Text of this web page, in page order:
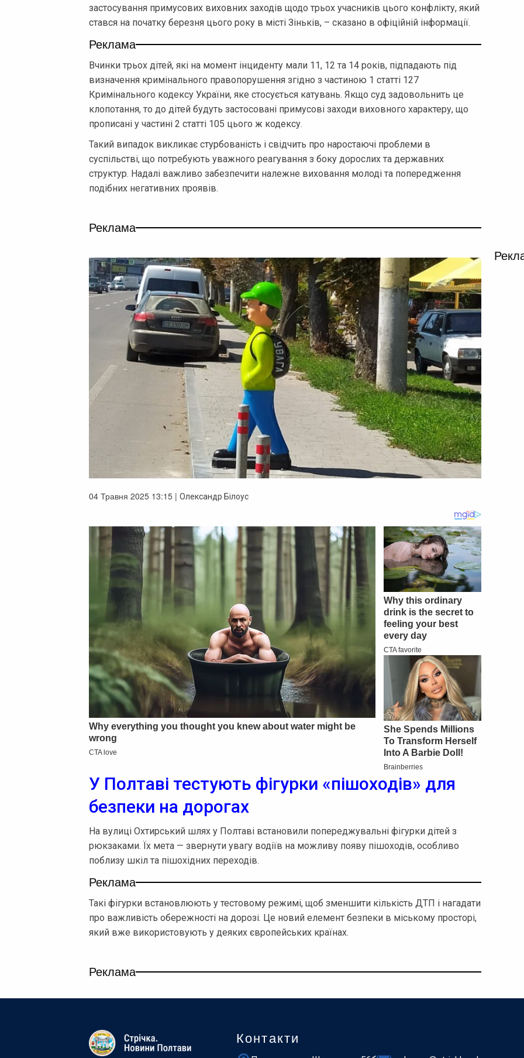
застосування примусових виховних заходів щодо трьох учасників цього конфлікту, який
стався на початку березня цього року в місті Зіньків, – сказано в офіційній інформації.
Реклама
Вчинки трьох дітей, які на момент інциденту мали 11, 12 та 14 років, підпадають під
визначення кримінального правопорушення згідно з частиною 1 статті 127
Кримінального кодексу України, яке стосується катувань. Якщо суд задовольнить це
клопотання, то до дітей будуть застосовані примусові заходи виховного характеру, що
прописані у частині 2 статті 105 цього ж кодексу.
Такий випадок викликає стурбованість і свідчить про наростаючі проблеми в
суспільстві, що потребують уважного реагування з боку дорослих та державних
структур. Надалі важливо забезпечити належне виховання молоді та попередження
подібних негативних проявів.
Реклама
04 Травня 2025 13:15 | Олександр Білоус
У Полтаві тестують фігурки «пішоходів» для
безпеки на дорогах
На вулиці Охтирський шлях у Полтаві встановили попереджувальні фігурки дітей з
рюкзаками. Їх мета — звернути увагу водіїв на можливу появу пішоходів, особливо
поблизу шкіл та пішохідних переходів.
Реклама
Такі фігурки встановлюють у тестовому режимі, щоб зменшити кількість ДТП і нагадати
про важливість обережності на дорозі. Це новий елемент безпеки в міському просторі,
який вже використовують у деяких європейських країнах.
Реклама
Контакти